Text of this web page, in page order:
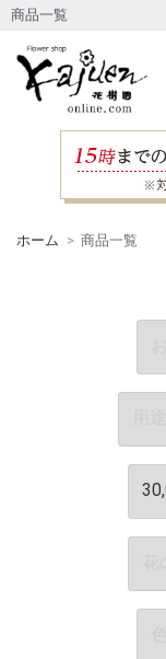
商品一覧
ホーム 商品一覧